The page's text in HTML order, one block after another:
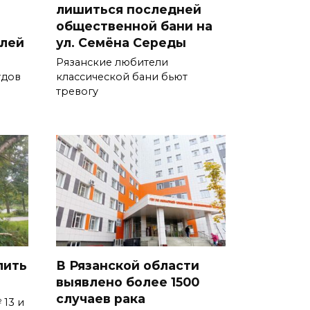
лишиться последней
общественной бани на
ул. Семёна Середы
Рязанские любители
классической бани бьют
тревогу
и
В Рязанской области
выявлено более 1500
случаев рака